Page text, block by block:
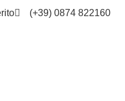
(+39) 0874 822160